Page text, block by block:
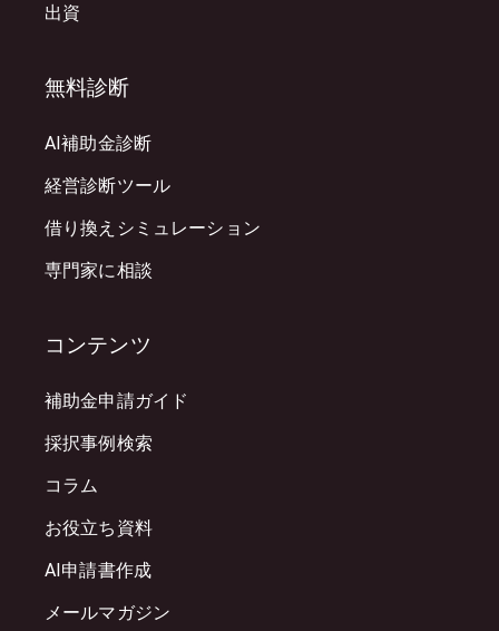
出資
無料診断
AI補助金診断
経営診断ツール
借り換えシミュレーション
専門家に相談
コンテンツ
補助金申請ガイド
採択事例検索
コラム
お役立ち資料
AI申請書作成
メールマガジン